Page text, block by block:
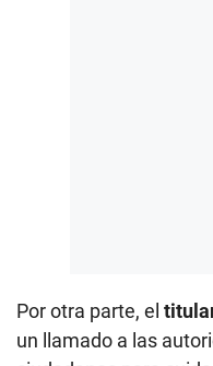
Por otra parte, el
un llamado a las